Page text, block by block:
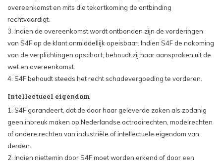
overeenkomst en mits die tekortkoming de ontbinding
rechtvaardigt.
3. Indien de overeenkomst wordt ontbonden zijn de vorderingen
van S4F op de klant onmiddellijk opeisbaar. Indien S4F de nakoming
van de verplichtingen opschort, behoudt zij haar aanspraken uit de
wet en overeenkomst.
4. S4F behoudt steeds het recht schadevergoeding te vorderen.
Intellectueel eigendom
1. S4F garandeert, dat de door haar geleverde zaken als zodanig
geen inbreuk maken op Nederlandse octrooirechten, modelrechten
of andere rechten van industriële of intellectuele eigendom van
derden.
2. Indien niettemin door S4F moet worden erkend of door een